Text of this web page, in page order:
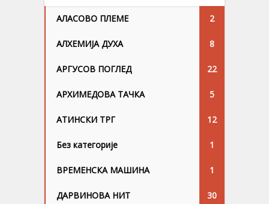
АЛАСОВО ПЛЕМЕ 2
АЛХЕМИЈА ДУХА 8
АРГУСОВ ПОГЛЕД 22
АРХИМЕДОВА ТАЧКА 5
АТИНСКИ ТРГ 12
Без категорије 1
ВРЕМЕНСКА МАШИНА 1
ДАРВИНОВА НИТ 30